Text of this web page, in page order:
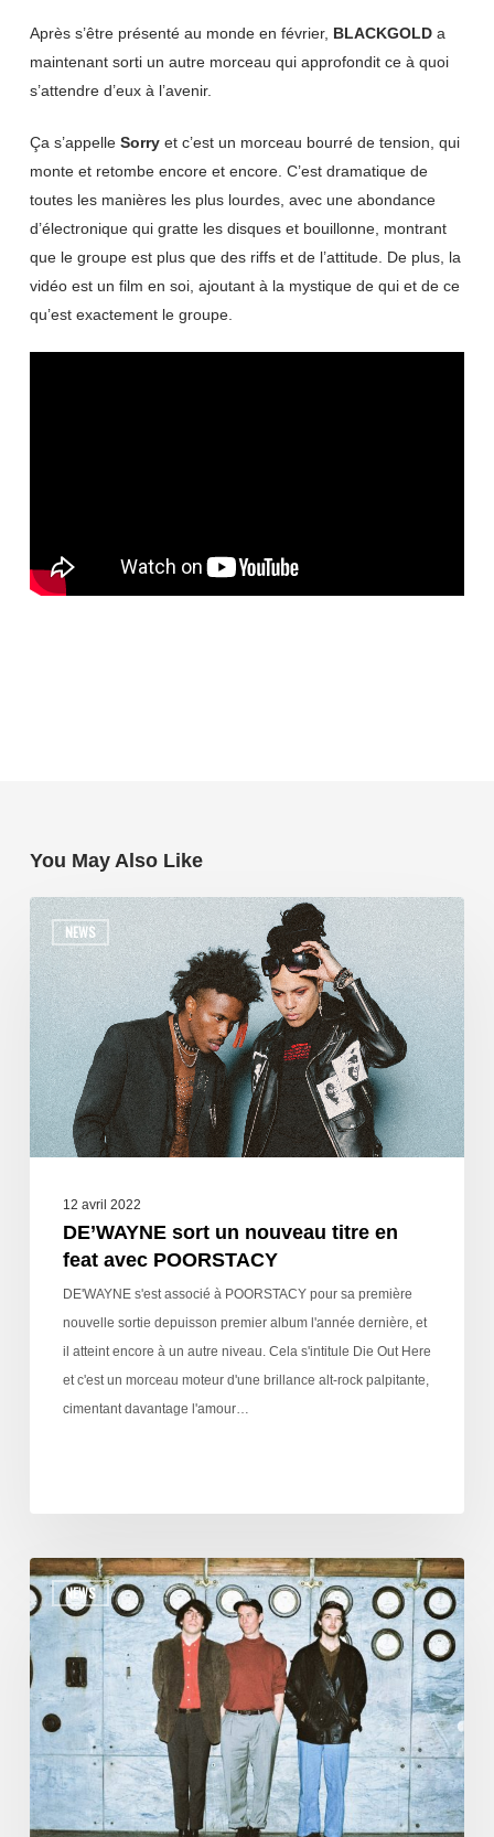
Après s’être présenté au monde en février, BLACKGOLDa
maintenant sorti un autre morceau qui approfondit ce à quoi
s’attendre d’eux à l’avenir.
Ça s’appelle Sorryet c’est un morceau bourré de tension, qui
monte et retombe encore et encore. C’est dramatique de
toutes les manières les plus lourdes, avec une abondance
d’électronique qui gratte les disques et bouillonne, montrant
que le groupe est plus que des riffs et de l’attitude. De plus, la
vidéo est un film en soi, ajoutant à la mystique de qui et de ce
qu’est exactement le groupe.
You May Also Like
NEWS
12 avril 2022
DE’WAYNE sort un nouveau titre en
feat avec POORSTACY
DE'WAYNE s'est associé à POORSTACY pour sa première
nouvelle sortie depuisson premier album l'année dernière, et
il atteint encore à un autre niveau. Cela s'intitule Die Out Here
et c'est un morceau moteur d'une brillance alt-rock palpitante,
cimentant davantage l'amour…
NEWS